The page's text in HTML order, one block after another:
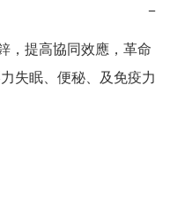
−
，提高協同效應，革命
失眠、便秘、及免疫力